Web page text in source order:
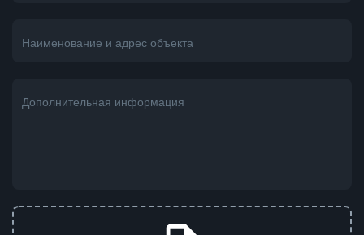
Наименование и адрес объекта
Дополнительная информация